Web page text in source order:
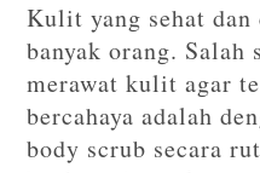
Kulit yang sehat dan
banyak orang. Salah
merawat kulit agar
bercahaya adalah
body scrub secara